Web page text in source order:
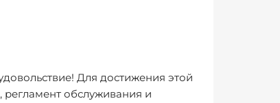
Для достижения этой
обслуживания и